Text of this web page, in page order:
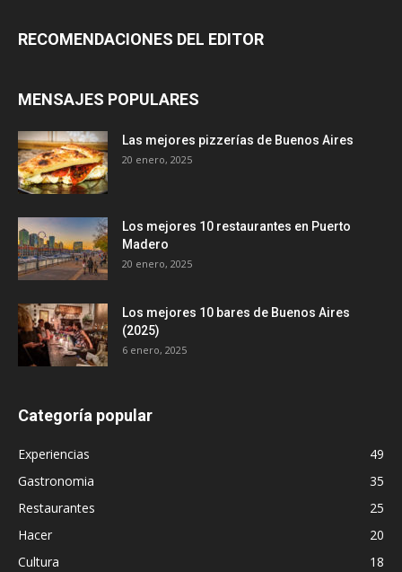
RECOMENDACIONES DEL EDITOR
MENSAJES POPULARES
Las mejores pizzerías de Buenos Aires
20 enero, 2025
Los mejores 10 restaurantes en Puerto
Madero
20 enero, 2025
Los mejores 10 bares de Buenos Aires
(2025)
6 enero, 2025
Categoría popular
Experiencias
49
Gastronomia
35
Restaurantes
25
Hacer
20
Cultura
18